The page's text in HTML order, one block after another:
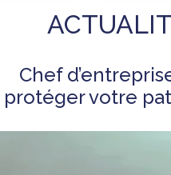
Chef
protéger votre